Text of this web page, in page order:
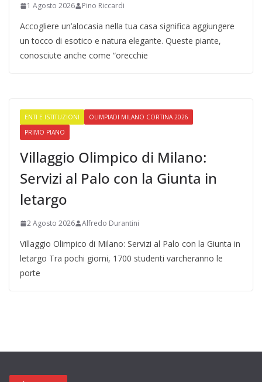
1 Agosto 2026 Pino Riccardi
Accogliere un’alocasia nella tua casa significa aggiungere
un tocco di esotico e natura elegante. Queste piante,
conosciute anche come “orecchie
ENTI E ISTITUZIONI
OLIMPIADI MILANO CORTINA 2026
PRIMO PIANO
Villaggio Olimpico di Milano:
Servizi al Palo con la Giunta in
letargo
2 Agosto 2026 Alfredo Durantini
Villaggio Olimpico di Milano: Servizi al Palo con la Giunta in
letargo Tra pochi giorni, 1700 studenti varcheranno le
porte